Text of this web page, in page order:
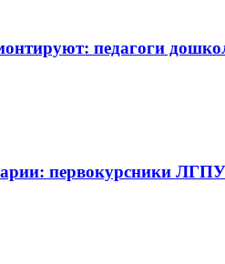
педагоги
первокурсники